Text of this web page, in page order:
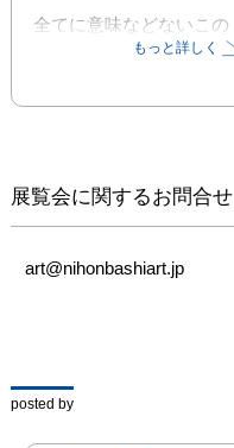
全てに意味などないこの
世界を歩むための、せめ
の夢をお見せいたしま
あなたの夢です。
色や形、明暗に何を見る
それでは──
もっと詳しく
展覧会に関するお問合せ
art@nihonbashiart.jp
posted by